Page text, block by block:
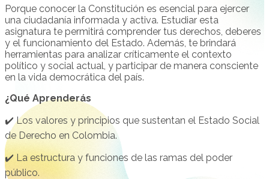
Porque conocer la Constitución es esencial para ejercer
una ciudadanía informada y activa. Estudiar esta
asignatura te permitirá comprender tus derechos, deberes
y el funcionamiento del Estado. Además, te brindará
herramientas para analizar críticamente el contexto
político y social actual, y participar de manera consciente
en la vida democrática del país.
¿Qué Aprenderás
✔️ Los valores y principios que sustentan el Estado Social
de Derecho en Colombia.
✔️ La estructura y funciones de las ramas del poder
público.